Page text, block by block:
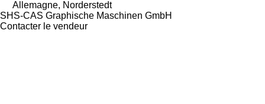
Allemagne, Norderstedt
SHS-CAS Graphische Maschinen GmbH
Contacter le vendeur